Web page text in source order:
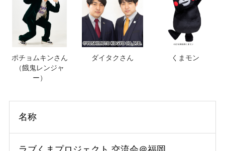
ポチョムキンさん
（餓鬼レンジャ
ー）
ダイタクさん くまモン
名称